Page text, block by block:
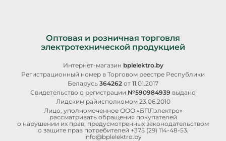
Оптовая и розничная торговля
электротехнической продукцией
Интернет-магазин bplelektro.by
Регистрационный номер в Торговом реестре Республики
Беларусь 364262 от 11.01.2017
Свидетельство о регистрации №590984939 выдано
Лидским райисполкомом 23.06.2010
Лицо, уполномоченное ООО «БПЛэлектро»
рассматривать обращения покупателей
о нарушении их прав, предусмотренных законодательством
о защите прав потребителей +375 (29) 114-48-53
info@bplelektro.by